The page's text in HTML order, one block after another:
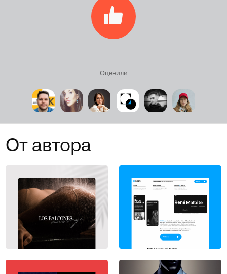
Оценили
От автора